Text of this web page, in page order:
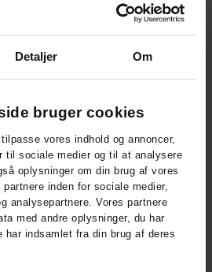
Detaljer Om
bruger cookies
vores indhold og annoncer,
til sociale medier og til at analysere
oplysninger om din brug af vores
inden for sociale medier,
analysepartnere. Vores partnere
med andre oplysninger, du har
har indsamlet fra din brug af deres
- relaterede